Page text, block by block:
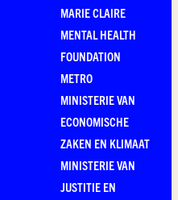
MARIE CLAIRE
MENTAL HEALTH
FOUNDATION
METRO
MINISTERIE VAN
ECONOMISCHE
ZAKEN EN KLIMAAT
MINISTERIE VAN
JUSTITIE EN